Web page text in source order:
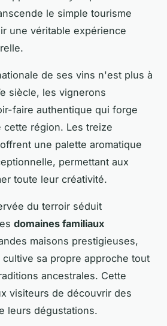
le simple tourisme
une véritable expérience
de ses vins n'est plus à
siècle, les vignerons
faire authentique qui forge
région. Les treize
une palette aromatique
permettant aux
toute leur créativité.
du terroir séduit
domaines familiaux
maisons prestigieuses,
sa propre approche tout
ancestrales. Cette
visiteurs de découvrir des
leurs dégustations.